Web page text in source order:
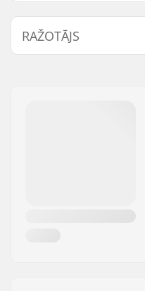
Rāmja materiāls:
Montāža:
RAŽOTĀJS